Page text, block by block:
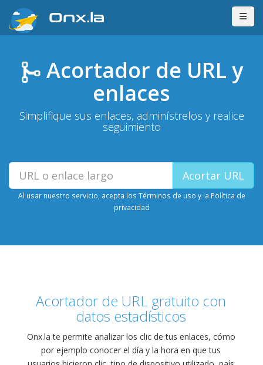
Onx.la
Acortador de URL y
enlaces
Simplifique sus enlaces, adminístrelos y realice
seguimiento
Acortar URL
Al usar nuestro servicio, acepta los Términos de uso y la Política de
privacidad
Acortador de URL gratuito con
datos estadísticos
Onx.la te permite analizar los clic de tus enlaces, cómo
por ejemplo conocer el día y la hora en que tus